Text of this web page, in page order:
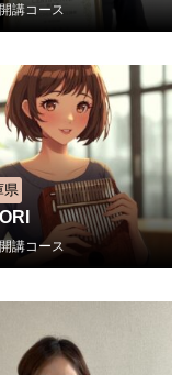
講コース
県
講コース